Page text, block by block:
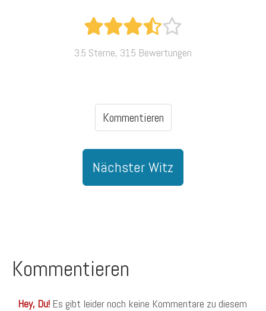
3.5 Sterne, 315 Bewertungen
Kommentieren
Nächster Witz
Kommentieren
Hey, Du! Es gibt leider noch keine Kommentare zu diesem